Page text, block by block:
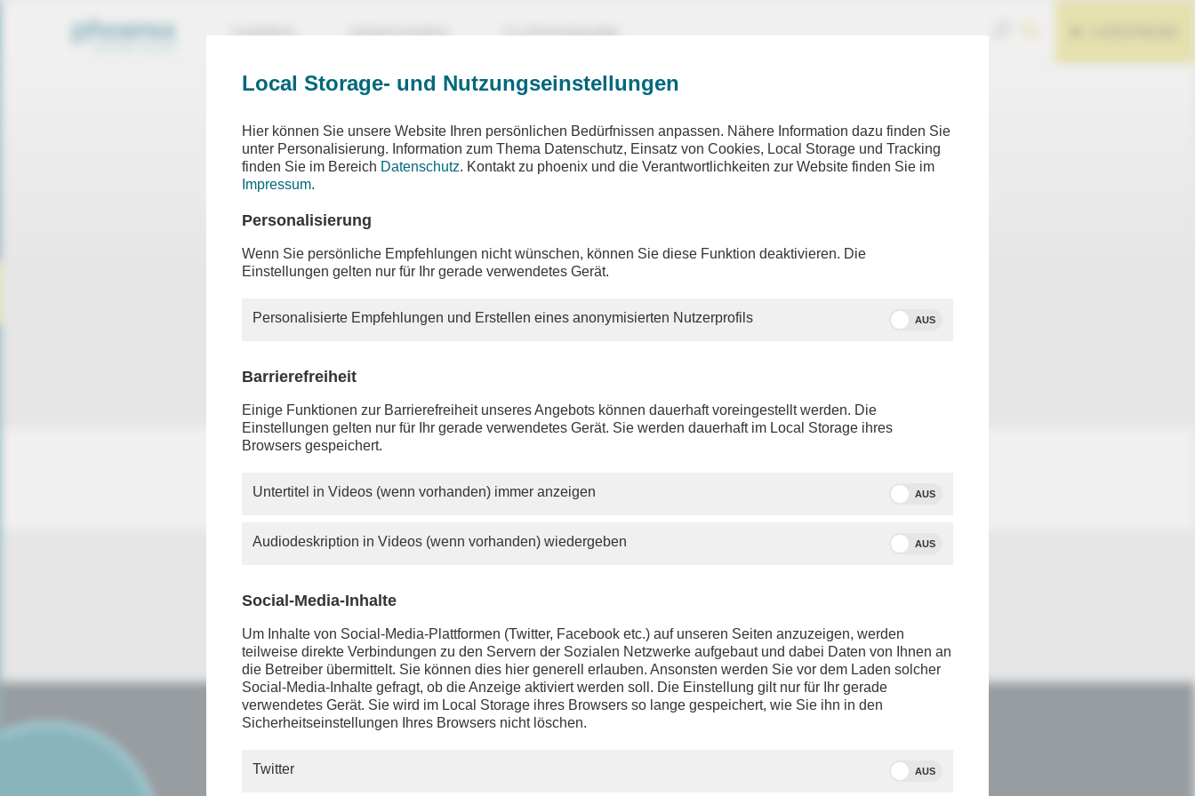
THEMEN SENDUNGEN TV-PROGRAMM
Teilen
Youtube
Facebook
Local Storage- und Nutzungseinstellungen
Hier können Sie unsere Website Ihren persönlichen Bedürfnissen anpassen. Nähere Information dazu finden Sie
unter Personalisierung. Information zum Thema Datenschutz, Einsatz von Cookies, Local Storage und Tracking
finden Sie im Bereich Datenschutz. Kontakt zu phoenix und die Verantwortlichkeiten zur Website finden Sie im
Impressum.
Personalisierung
Wenn Sie persönliche Empfehlungen nicht wünschen, können Sie diese Funktion deaktivieren. Die
Einstellungen gelten nur für Ihr gerade verwendetes Gerät.
Personalisierte Empfehlungen und Erstellen eines anonymisierten Nutzerprofils AUS
Barrierefreiheit
Einige Funktionen zur Barrierefreiheit unseres Angebots können dauerhaft voreingestellt werden. Die
Einstellungen gelten nur für Ihr gerade verwendetes Gerät. Sie werden dauerhaft im Local Storage ihres
Browsers gespeichert.
Untertitel in Videos (wenn vorhanden) immer anzeigen AUS
Audiodeskription in Videos (wenn vorhanden) wiedergeben AUS
Social-Media-Inhalte
Um Inhalte von Social-Media-Plattformen (Twitter, Facebook etc.) auf unseren Seiten anzuzeigen, werden
teilweise direkte Verbindungen zu den Servern der Sozialen Netzwerke aufgebaut und dabei Daten von Ihnen an
die Betreiber übermittelt. Sie können dies hier generell erlauben. Ansonsten werden Sie vor dem Laden solcher
Social-Media-Inhalte gefragt, ob die Anzeige aktiviert werden soll. Die Einstellung gilt nur für Ihr gerade
verwendetes Gerät. Sie wird im Local Storage ihres Browsers so lange gespeichert, wie Sie ihn in den
Sicherheitseinstellungen Ihres Browsers nicht löschen.
Twitter AUS